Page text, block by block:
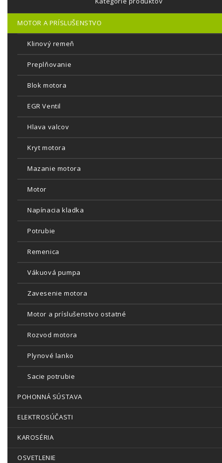
MOTOR A PRÍSLUŠENSTVO
Klinový remeň
Preplňovanie
Blok motora
EGR Ventil
Hlava valcov
Kryt motora
Mazanie motora
Motor
Napínacia kladka
Potrubie
Remenica
Vákuová pumpa
Zavesenie motora
Motor a príslušenstvo ostatné
Rozvod motora
Plynové lanko
Sacie potrubie
POHONNÁ SÚSTAVA
ELEKTROSÚČASTI
KAROSÉRIA
OSVETLENIE